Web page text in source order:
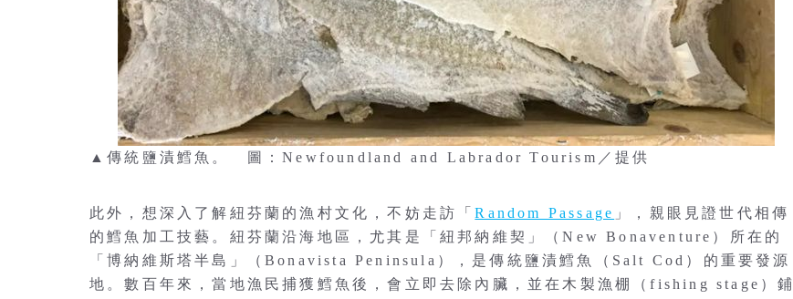
▲傳統鹽漬鱈魚。 圖：Newfoundland and Labrador Tourism／提供
此外，想深入了解紐芬蘭的漁村文化，不妨走訪「Random Passage 」，親眼見證世代相傳
的鱈魚加工技藝。紐芬蘭沿海地區，尤其是「紐邦納維契」（New Bonaventure）所在的
「博納維斯塔半島」（Bonavista Peninsula），是傳統鹽漬鱈魚（Salt Cod）的重要發源
地。數百年來，當地漁民捕獲鱈魚後，會立即去除內臟，並在木製漁棚（fishing stage）鋪